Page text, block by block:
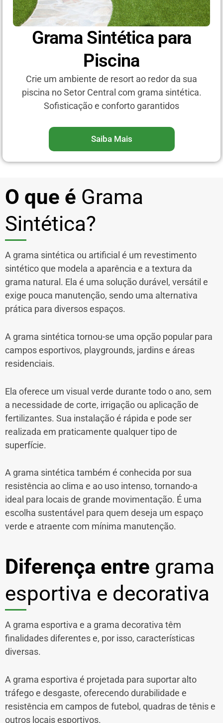
Grama Sintética para
Piscina
Crie um ambiente de resort ao redor da sua
piscina no Setor Central com grama sintética.
Sofisticação e conforto garantidos
Saiba Mais
O que é Grama
Sintética?
A grama sintética ou artificial é um revestimento
sintético que modela a aparência e a textura da
grama natural. Ela é uma solução durável, versátil e
exige pouca manutenção, sendo uma alternativa
prática para diversos espaços.
A grama sintética tornou-se uma opção popular para
campos esportivos, playgrounds, jardins e áreas
residenciais.
Ela oferece um visual verde durante todo o ano, sem
a necessidade de corte, irrigação ou aplicação de
fertilizantes. Sua instalação é rápida e pode ser
realizada em praticamente qualquer tipo de
superfície.
A grama sintética também é conhecida por sua
resistência ao clima e ao uso intenso, tornando-a
ideal para locais de grande movimentação. É uma
escolha sustentável para quem deseja um espaço
verde e atraente com mínima manutenção.
Diferença entre grama
esportiva e decorativa
A grama esportiva e a grama decorativa têm
finalidades diferentes e, por isso, características
diversas.
A grama esportiva é projetada para suportar alto
tráfego e desgaste, oferecendo durabilidade e
resistência em campos de futebol, quadras de tênis e
outros locais esportivos.